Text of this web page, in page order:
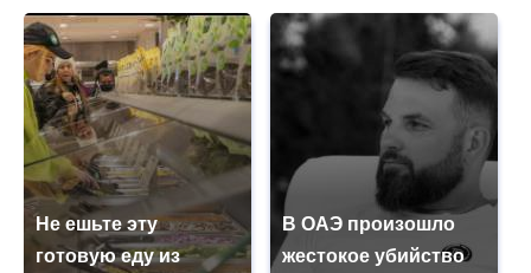
Не ешьте эту
готовую еду из
В ОАЭ произошло
жестокое убийство